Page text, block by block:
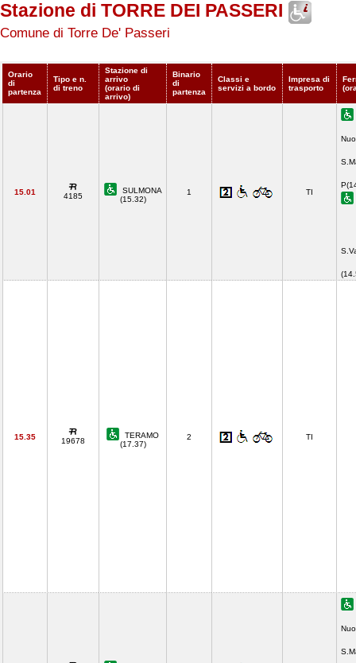
Stazione di TORRE DEI PASSERI
Comune di Torre De' Passeri
Orario
di
partenza
Tipo e n.
di treno
Stazione di
arrivo
(orario di
arrivo)
Binario
di
partenza
Classi e
servizi a bordo
Impresa di
trasporto
15.01 4185
SULMONA
(15.32)
1 TI
15.35 19678
TERAMO
(17.37)
2 TI